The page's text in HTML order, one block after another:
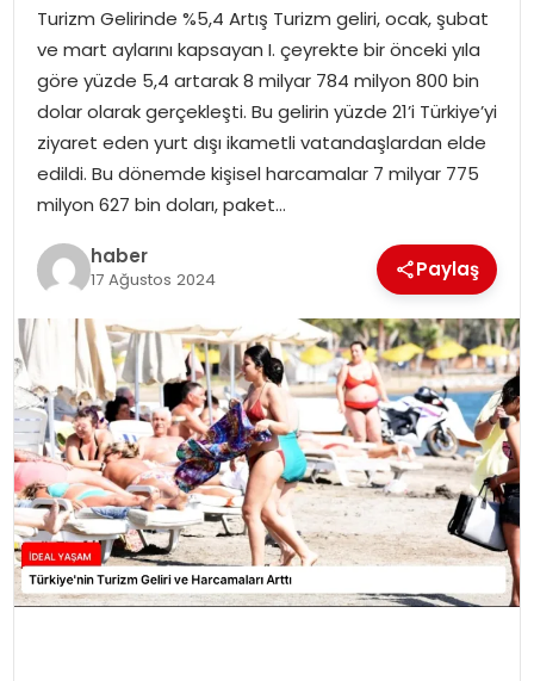
İDEAL SPOR
YAŞAM
MAGAZIN
SAĞLIK
SOSYAL HABER
Turizm Gelirinde %5,4 Artış Turizm geliri, ocak, şubat
ve mart aylarını kapsayan I. çeyrekte bir önceki yıla
göre yüzde 5,4 artarak 8 milyar 784 milyon 800 bin
dolar olarak gerçekleşti. Bu gelirin yüzde 21’i Türkiye’yi
ziyaret eden yurt dışı ikametli vatandaşlardan elde
edildi. Bu dönemde kişisel harcamalar 7 milyar 775
milyon 627 bin doları, paket…
haber
17 Ağustos 2024 Paylaş